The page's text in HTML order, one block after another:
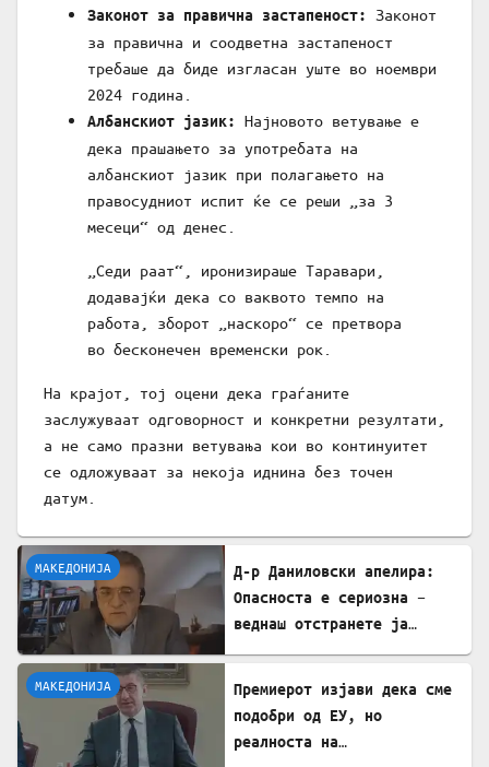
Законот за правична застапеност: Законот
за правична и соодветна застапеност
требаше да биде изгласан уште во ноември
2024 година.
Албанскиот јазик: Најновото ветување е
дека прашањето за употребата на
албанскиот јазик при полагањето на
правосудниот испит ќе се реши „за 3
месеци“ од денес.
„Седи раат“, иронизираше Таравари,
додавајќи дека со ваквото темпо на
работа, зборот „наскоро“ се претвора
во бесконечен временски рок.
На крајот, тој оцени дека граѓаните
заслужуваат одговорност и конкретни резултати,
а не само празни ветувања кои во континуитет
се одложуваат за некоја иднина без точен
датум.
МАКЕДОНИЈА
Д-р Даниловски апелира:
Опасноста е сериозна –
веднаш отстранете ја
треска!
МАКЕДОНИЈА
Премиерот изјави дека сме
подобри од ЕУ, но
реалноста на